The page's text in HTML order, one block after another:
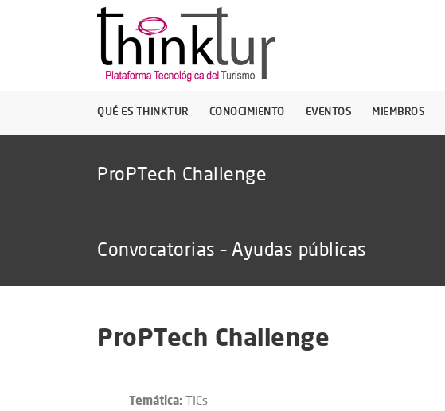
QUÉ ES THINKTUR CONOCIMIENTO EVENTOS MIEMBROS
ProPTech Challenge
Convocatorias – Ayudas públicas
ProPTech Challenge
Temática: TICs